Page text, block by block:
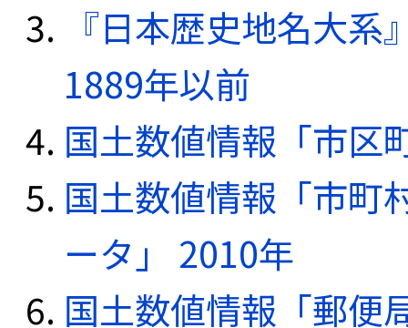
『日本歴史地名大
1889年以前
国土数値情報「市区
国土数値情報「市町
ータ」 2010年
国土数値情報「郵便